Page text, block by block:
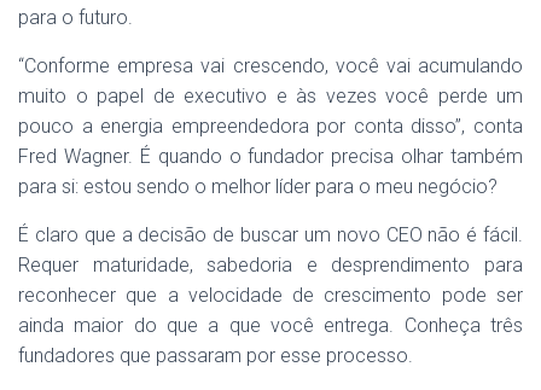
para o futuro.
“Conforme empresa vai crescendo, você vai acumulando
muito o papel de executivo e às vezes você perde um
pouco a energia empreendedora por conta disso”, conta
Fred Wagner. É quando o fundador precisa olhar também
para si: estou sendo o melhor líder para o meu negócio?
É claro que a decisão de buscar um novo CEO não é fácil.
Requer maturidade, sabedoria e desprendimento para
reconhecer que a velocidade de crescimento pode ser
ainda maior do que a que você entrega. Conheça três
fundadores que passaram por esse processo.